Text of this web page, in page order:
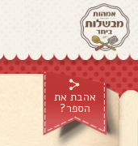
אהבת את
הספר?